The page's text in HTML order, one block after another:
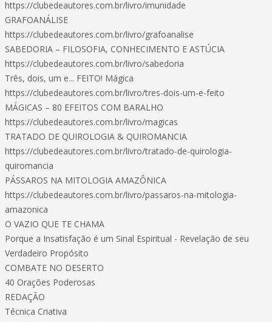
https://clubedeautores.com.br/livro/imunidade
GRAFOANÁLISE
https://clubedeautores.com.br/livro/grafoanalise
SABEDORIA – FILOSOFIA, CONHECIMENTO E ASTÚCIA
https://clubedeautores.com.br/livro/sabedoria
Três, dois, um e... FEITO! Mágica
https://clubedeautores.com.br/livro/tres-dois-um-e-feito
MÁGICAS – 80 EFEITOS COM BARALHO
https://clubedeautores.com.br/livro/magicas
TRATADO DE QUIROLOGIA & QUIROMANCIA
https://clubedeautores.com.br/livro/tratado-de-quirologia-
quiromancia
PÁSSAROS NA MITOLOGIA AMAZÔNICA
https://clubedeautores.com.br/livro/passaros-na-mitologia-
amazonica
O VAZIO QUE TE CHAMA
Porque a Insatisfação é um Sinal Espiritual - Revelação de seu
Verdadeiro Propósito
COMBATE NO DESERTO
40 Orações Poderosas
REDAÇÃO
Técnica Criativa